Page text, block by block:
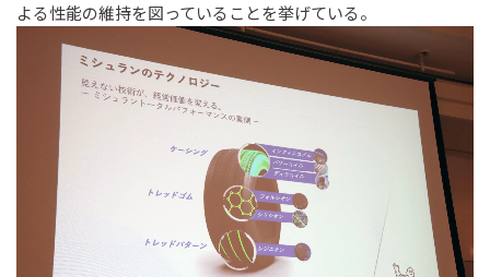
よる性能の維持を図っていることを挙げている。